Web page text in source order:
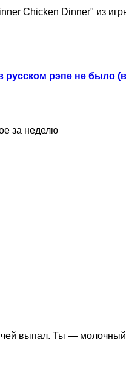
Chicken Dinner" из
русском рэпе не было
за неделю
выпал. Ты —